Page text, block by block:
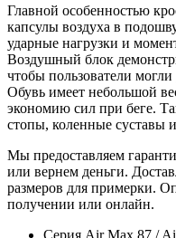
Главной особенностью
капсулы воздуха в
ударные нагрузки и
Воздушный блок
чтобы пользователи
Обувь имеет небольшой
экономию сил при беге.
стопы, коленные суставы
Мы предоставляем
или вернем деньги.
размеров для примерки.
получении или онлайн.
Серия Air Max 87 /